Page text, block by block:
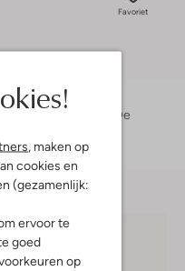
, maken op
cookies en
(gezamenlijk:
ervoor te
goed
op
Favoriet
en draagt maat L.
De